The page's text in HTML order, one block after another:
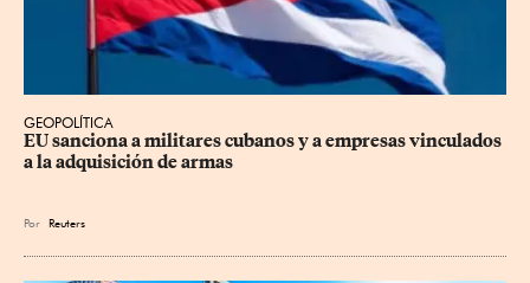
GEOPOLÍTICA
EU sanciona a militares cubanos y a empresas vinculados
a la adquisición de armas
Por Reuters